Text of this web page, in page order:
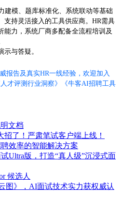
建模、题库标准化、系统联动等基础
支持灵活接入的工具供应商。HR需具
能力，系统厂商多配备全流程培训及
示与答疑。
报告及真实HR一线经验，欢迎加入
才评测行业洞察》《牛客AI招聘工具
文档
了！严肃笔试客户端上线！
效率的智能解决方案
Ultra版，打造“真人级”沉浸式面
候选人
图》，AI面试技术实力获权威认